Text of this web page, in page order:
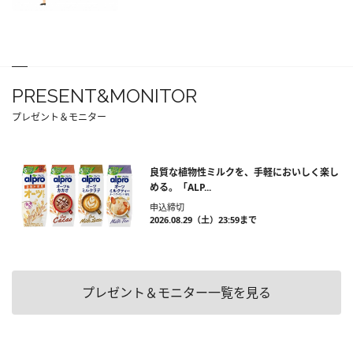
PRESENT&MONITOR
プレゼント＆モニター
良質な植物性ミルクを、手軽においしく楽し
める。「ALP...
申込締切
2026.08.29（土）23:59まで
プレゼント＆モニター一覧を見る